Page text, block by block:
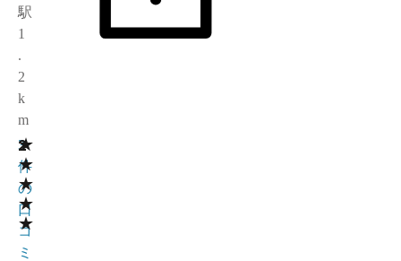
駅
1
.
2
k
m
★
★
★
★
★
2
3
件
の
口
コ
ミ